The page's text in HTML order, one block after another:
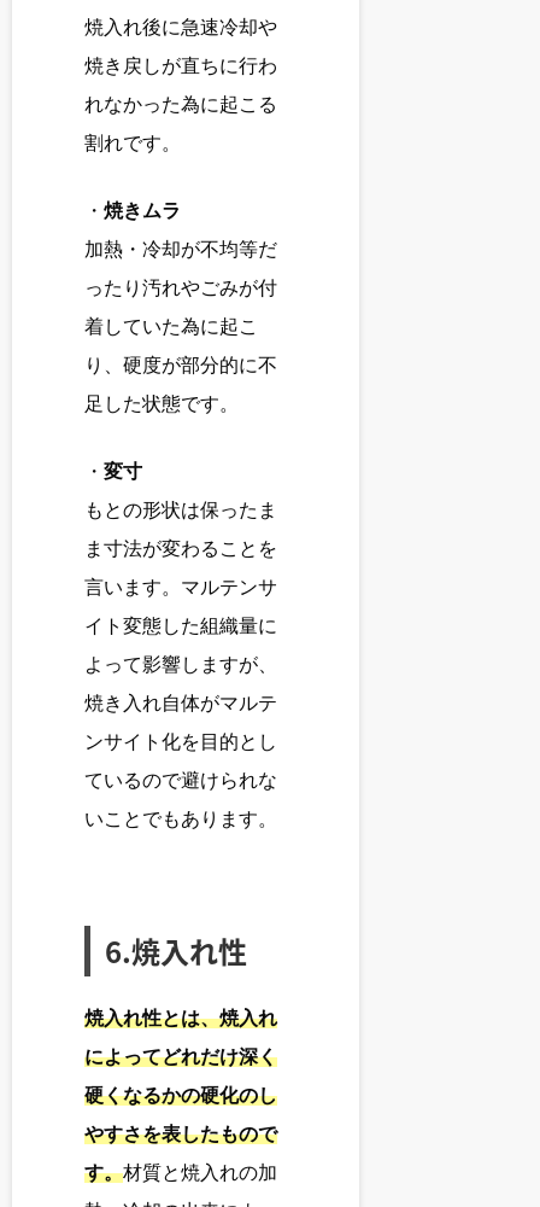
焼入れ後に急速冷却や
焼き戻しが直ちに行わ
れなかった為に起こる
割れです。
・ 焼きムラ
加熱・冷却が不均等だ
ったり汚れやごみが付
着していた為に起こ
り、硬度が部分的に不
足した状態です。
・ 変寸
もとの形状は保ったま
ま寸法が変わることを
言います。マルテンサ
イト変態した組織量に
よって影響しますが、
焼き入れ自体がマルテ
ンサイト化を目的とし
ているので避けられな
いことでもあります。
6.焼入れ性
焼入れ性とは、焼入れ
によってどれだけ深く
硬くなるかの硬化のし
やすさを表したもので
す。材質と焼入れの加